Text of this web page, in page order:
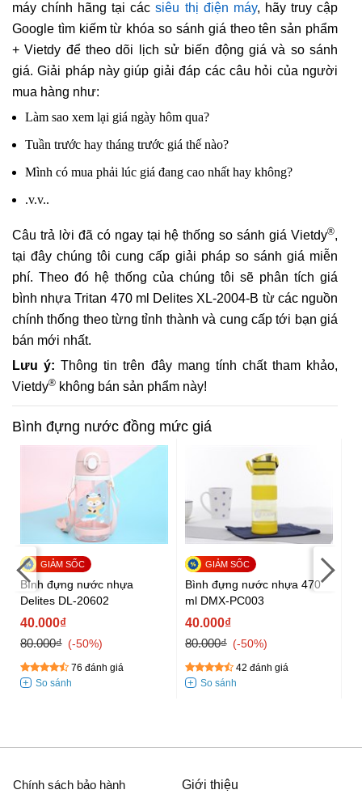
máy chính hãng tại cácsiêu thị điện máy, hãy truy cập
Google tìm kiếm từ khóa so sánh giá theo tên sản phẩm
+ Vietdy để theo dõi lịch sử biến động giá và so sánh
giá. Giải pháp này giúp giải đáp các câu hỏi của người
mua hàng như:
Làm sao xem lại giá ngày hôm qua?
Tuần trước hay tháng trước giá thế nào?
Mình có mua phải lúc giá đang cao nhất hay không?
.v.v..
Câu trả lời đã có ngay tại hệ thống so sánh giá Vietdy®,
tại đây chúng tôi cung cấp giải pháp so sánh giá miễn
phí. Theo đó hệ thống của chúng tôi sẽ phân tích giá
bình nhựa Tritan 470 ml Delites XL-2004-B từ các nguồn
chính thống theo từng tỉnh thành và cung cấp tới bạn giá
bán mới nhất.
Lưu ý: Thông tin trên đây mang tính chất tham khảo,
Vietdy® không bán sản phẩm này!
Bình đựng nước đồng mức giá
Bình đựng nước nhựa
Delites DL-20602
40.000₫
80.000₫
-50%
76 đánh giá
Bình đựng nước nhựa 470
ml DMX-PC003
40.000₫
80.000₫
-50%
42 đánh giá
Chính sách bảo hành Giới thiệu